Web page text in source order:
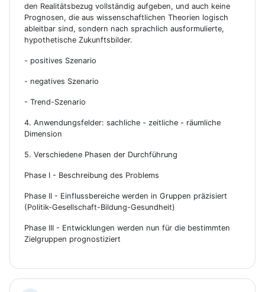
den Realitätsbezug vollständig aufgeben, und auch keine
Prognosen, die aus wissenschaftlichen Theorien logisch
ableitbar sind, sondern nach sprachlich ausformulierte,
hypothetische Zukunftsbilder.
- positives Szenario
- negatives Szenario
- Trend-Szenario
4. Anwendungsfelder: sachliche - zeitliche - räumliche
Dimension
5. Verschiedene Phasen der Durchführung
Phase I - Beschreibung des Problems
Phase II - Einflussbereiche werden in Gruppen präzisiert
(Politik-Gesellschaft-Bildung-Gesundheit)
Phase III - Entwicklungen werden nun für die bestimmten
Zielgruppen prognostiziert